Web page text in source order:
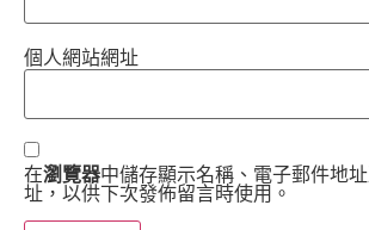
個人網站網址
在瀏覽器中儲存顯示名稱、電子郵件地
址，以供下次發佈留言時使用。